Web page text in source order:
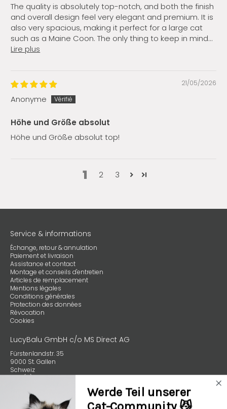
The quality is absolutely top-notch, and both the finish
and overall design feel very elegant and premium. It is
also very spacious, making it perfect for a large cat
such as a Maine Coon. The only thing to keep in mind...
Lire plus
21/05/2026
Anonyme
Höhe und Größe absolut
Höhe und Größe absolut top!
1 2 3
Service & informations
Échange, retour & annulation
Paiement et livraison
Assistance et contact
Montage et conseils d'entretien
Articles de remplacement
Mentions légales
Conditions générales
Protection des données
Révocation
Cookies
LucyBalu GmbH c/o MS Direct AG
Fürstenlandstr. 35
9000 St. Gallen
Schweiz
+49 (0) 89 4132 59970
Werde Teil unserer